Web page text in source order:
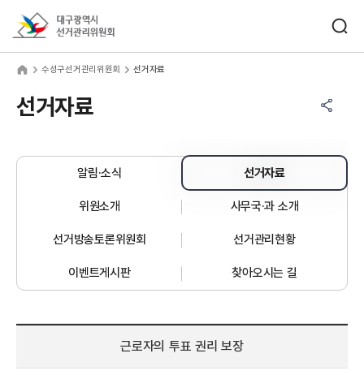
수성구선거관리위원회 선거자료
선거자료
알림·소식 선거자료
위원소개 사무국·과 소개
선거방송토론위원회 선거관리현황
이벤트게시판 찾아오시는 길
근로자의 투표 권리 보장